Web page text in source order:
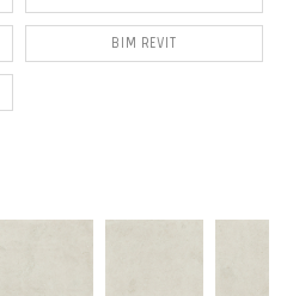
BIM REVIT